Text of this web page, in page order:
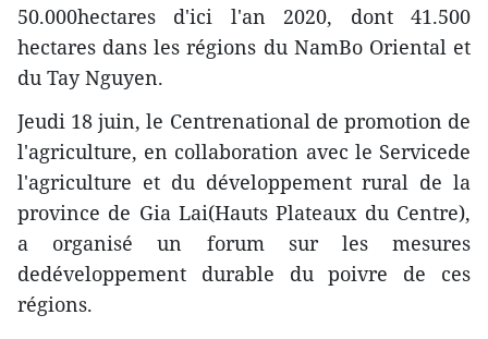
50.000hectares d'ici l'an 2020, dont 41.500
hectares dans les régions du NamBo Oriental et
du Tay Nguyen.
Jeudi 18 juin, le Centrenational de promotion de
l'agriculture, en collaboration avec le Servicede
l'agriculture et du développement rural de la
province de Gia Lai(Hauts Plateaux du Centre),
a organisé un forum sur les mesures
dedéveloppement durable du poivre de ces
régions.